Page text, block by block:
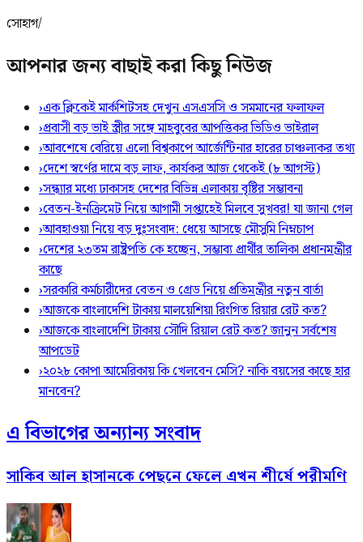
সোহাগ/
আপনার জন্য বাছাই করা কিছু নিউজ
›এক ক্লিকেই মার্কশিটসহ দেখুন এসএসসি ও সমমানের ফলাফল
›প্রবাসী বড় ভাই স্ত্রীর সঙ্গে মাহবুবের আপত্তিকর ভিডিও ভাইরাল ​
›আবশেষে বেরিয়ে এলো বিশ্বকাপে আর্জেন্টিনার হারের চাঞ্চল্যকর তথ্য
›দেশে স্বর্ণের দামে বড় লাফ, কার্যকর আজ থেকেই (৮ আগস্ট)
›সন্ধ্যার মধ্যে ঢাকাসহ দেশের বিভিন্ন এলাকায় বৃষ্টির সম্ভাবনা
›বেতন-ইনক্রিমেট নিয়ে আগামী সপ্তাহেই মিলবে সুখবর! যা জানা গেল
›আবহাওয়া নিয়ে বড় দুঃসংবাদ: ধেয়ে আসছে মৌসুমি নিম্নচাপ
›দেশের ২৩তম রাষ্ট্রপতি কে হচ্ছেন, সম্ভাব্য প্রার্থীর তালিকা প্রধানমন্ত্রীর
কাছে
›সরকারি কর্মচারীদের বেতন ও গ্রেড নিয়ে প্রতিমন্ত্রীর নতুন বার্তা
›আজকে বাংলাদেশি টাকায় মালয়েশিয়া রিংগিত রিয়ার রেট কত?
›আজকে বাংলাদেশি টাকায় সৌদি রিয়াল রেট কত? জানুন সর্বশেষ
আপডেট
›২০২৮ কোপা আমেরিকায় কি খেলবেন মেসি? নাকি বয়সের কাছে হার
মানবেন?
এ বিভাগের অন্যান্য সংবাদ
সাকিব আল হাসানকে পেছনে ফেলে এখন শীর্ষে পরীমণি